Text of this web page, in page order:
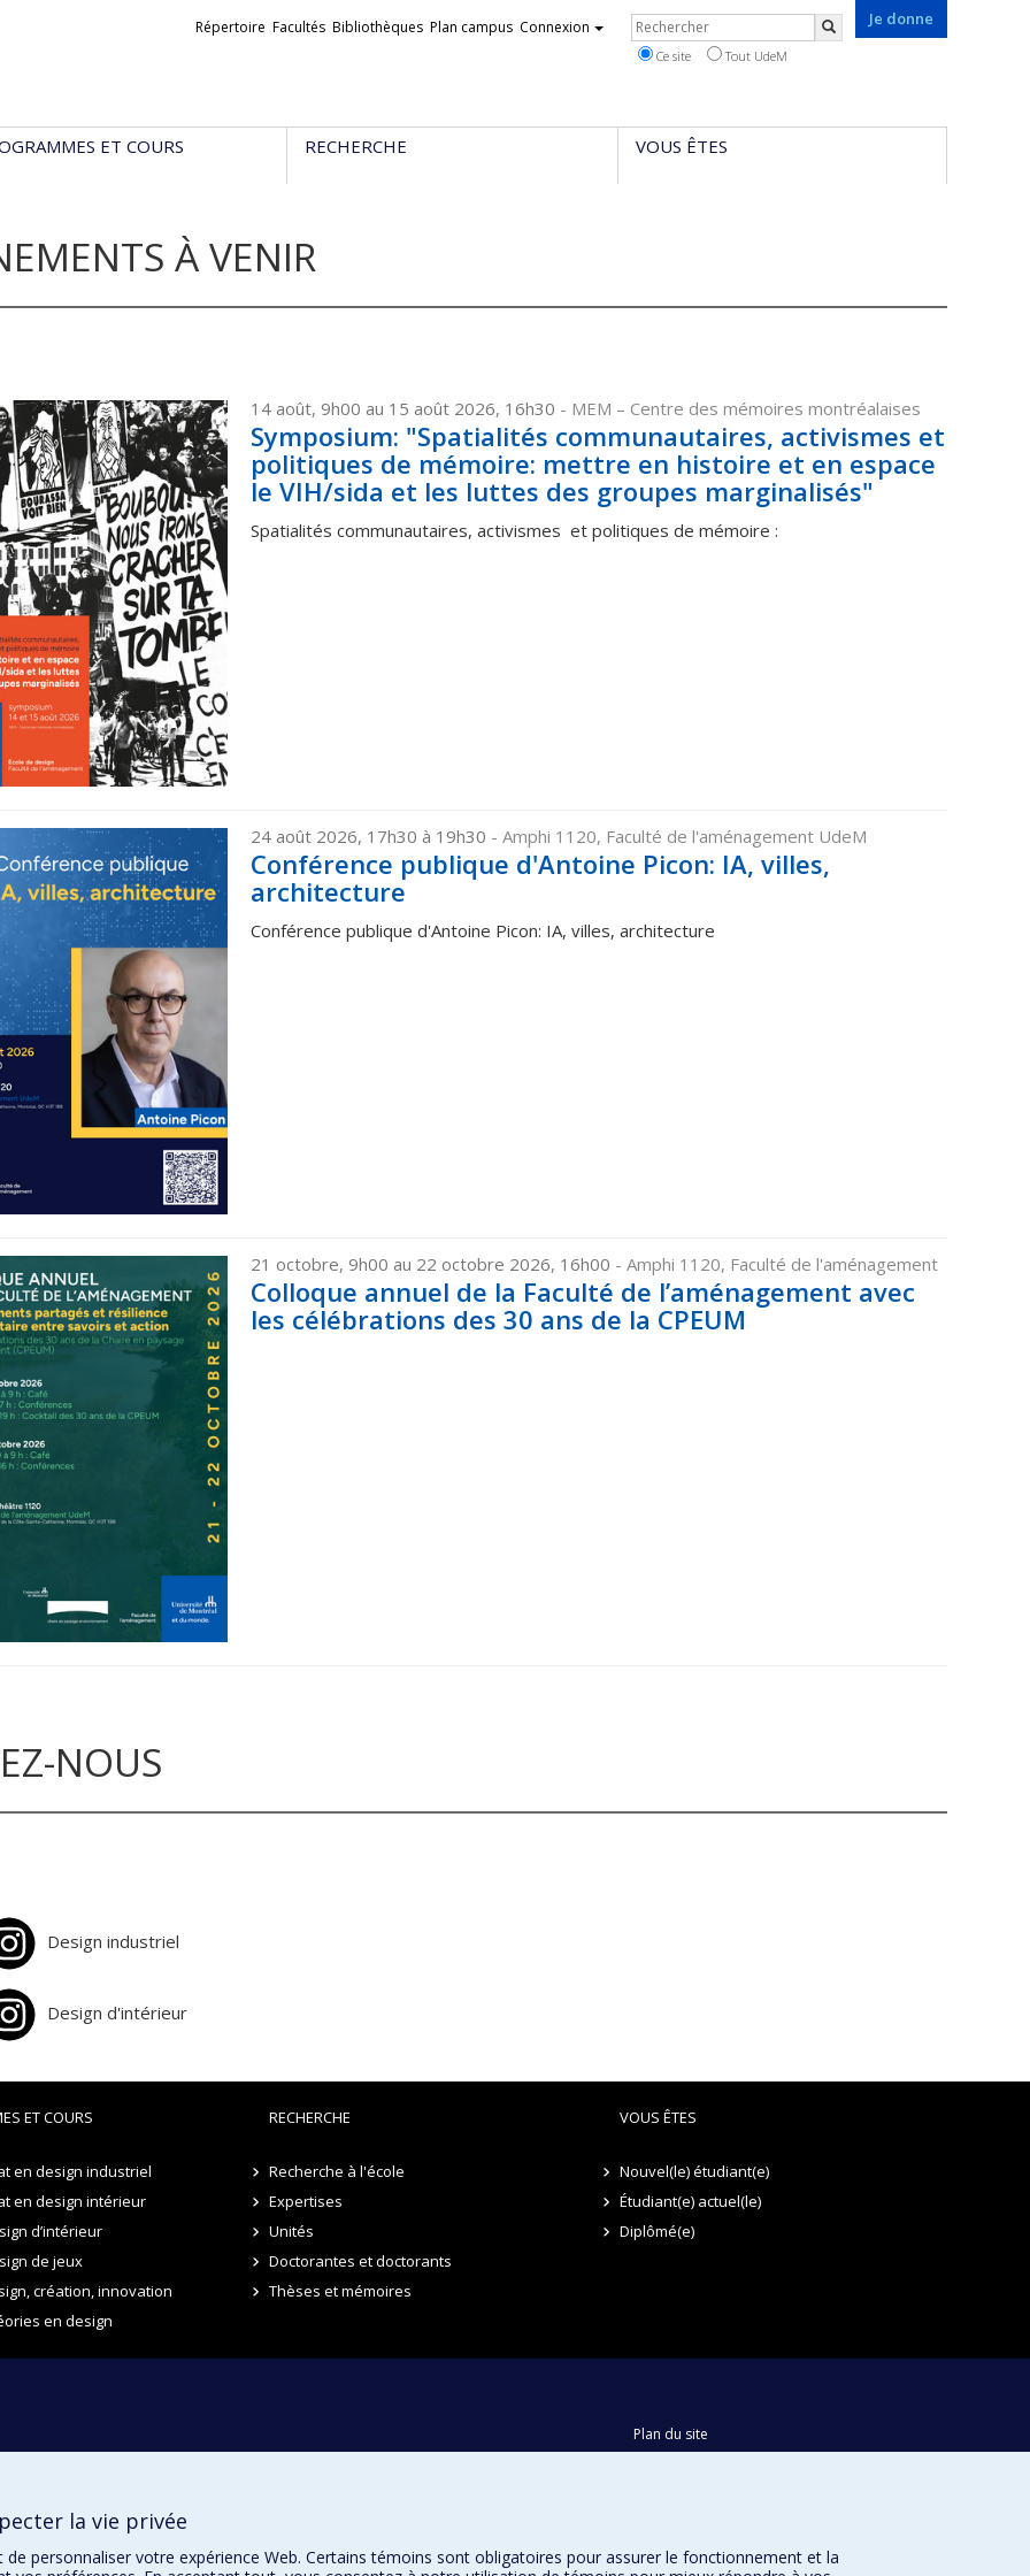
Je donne
Liens
Répertoire Facultés Bibliothèques Plan campus Connexion Rechercher
Ce site Tout UdeM
ET COURS RECHERCHE VOUS ÊTES
À VENIR
14 août, 9h00 au 15 août 2026, 16h30 - MEM – Centre des mémoires montréalaises
Symposium: "Spatialités communautaires, activismes et
politiques de mémoire: mettre en histoire et en espace
le VIH/sida et les luttes des groupes marginalisés"
Spatialités communautaires, activismes et politiques de mémoire :
24 août 2026, 17h30 à 19h30 - Amphi 1120, Faculté de l'aménagement UdeM
Conférence publique d'Antoine Picon: IA, villes,
architecture
Conférence publique d'Antoine Picon: IA, villes, architecture
21 octobre, 9h00 au 22 octobre 2026, 16h00 - Amphi 1120, Faculté de l'aménagement
Colloque annuel de la Faculté de l’aménagement avec
les célébrations des 30 ans de la CPEUM
NOUS
Design industriel
Design d'intérieur
ET COURS
en design industriel
en design intérieur
d’intérieur
de jeux
création, innovation
en design
RECHERCHE
Recherche à l'école
Expertises
Unités
Doctorantes et doctorants
Thèses et mémoires
VOUS ÊTES
Nouvel(le) étudiant(e)
Étudiant(e) actuel(le)
Diplômé(e)
Plan du site
la vie privée
de personnaliser votre expérience Web. Certains témoins sont obligatoires pour assurer le fonctionnement et la